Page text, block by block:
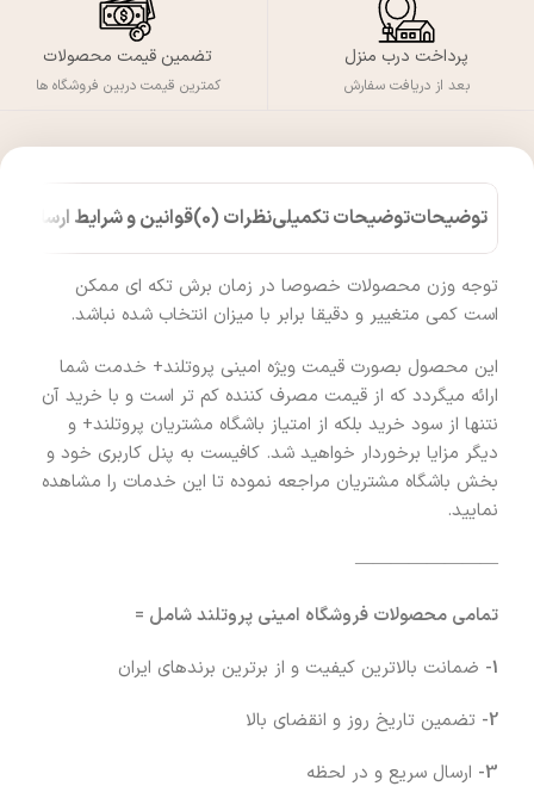
پرداخت درب منزل
بعد از دریافت سفارش
تضمین قیمت محصولات
کمترین قیمت دربین فروشگاه ها
توضیحاتتوضیحات تکمیلینظرات (0) قوانین و شرایط ارسال
توجه وزن محصولات خصوصا در زمان برش تکه ای ممکن
است کمی متغییر و دقیقا برابر با میزان انتخاب شده نباشد.
این محصول بصورت قیمت ویژه امینی پروتلند+ خدمت شما
ارائه میگردد که از قیمت مصرف کننده کم تر است و با خرید آن
نتنها از سود خرید بلکه از امتیاز باشگاه مشتریان پروتلند+ و
دیگر مزایا برخوردار خواهید شد. کافیست به پنل کاربری خود و
بخش باشگاه مشتریان مراجعه نموده تا این خدمات را مشاهده
نمایید.
————————
تمامی محصولات فروشگاه امینی پروتلند شامل =
1- ضمانت بالاترین کیفیت و از برترین برندهای ایران
2- تضمین تاریخ روز و انقضای بالا
3- ارسال سریع و در لحظه